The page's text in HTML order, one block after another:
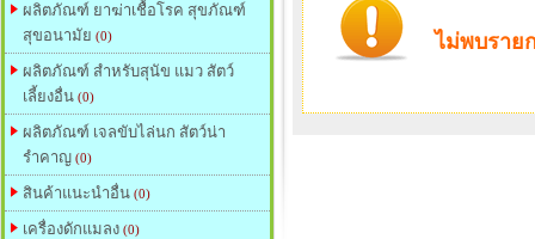
ผลิตภัณฑ์ ยาฆ่าเชื้อโรค สุขภัณฑ์
สุขอนามัย (0)
ผลิตภัณฑ์ สำหรับสุนัข แมว สัตว์
เลี้ยงอื่น (0)
ผลิตภัณฑ์ เจลขับไล่นก สัตว์น่า
รำคาญ (0)
สินค้าแนะนำอื่น (0)
เครื่องดักแมลง (0)
ไม่พบราย